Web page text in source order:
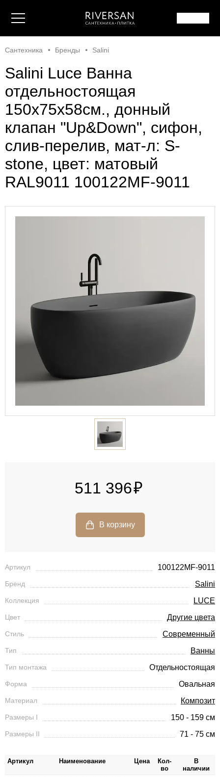
Сантехника Бренды Salini
Salini Luce Ванна
отдельностоящая
150х75х58cм., донный
клапан "Up&Down", сифон,
слив-перелив, мат-л: S-
stone, цвет: матовый
RAL9011 100122MF-9011
Артикул 100122MF-9011
Бренд Salini
Коллекция LUCE
Цвет Другие цвета
Стиль Современный
Тип Ванны
Тип монтажа Отдельностоящая
Форма Овальная
Материал Композит
Размеры I 150 - 159 см
Размеры II 71 - 75 см
511 396
Артикул Наименование Цена
Кол-
во
В
наличии